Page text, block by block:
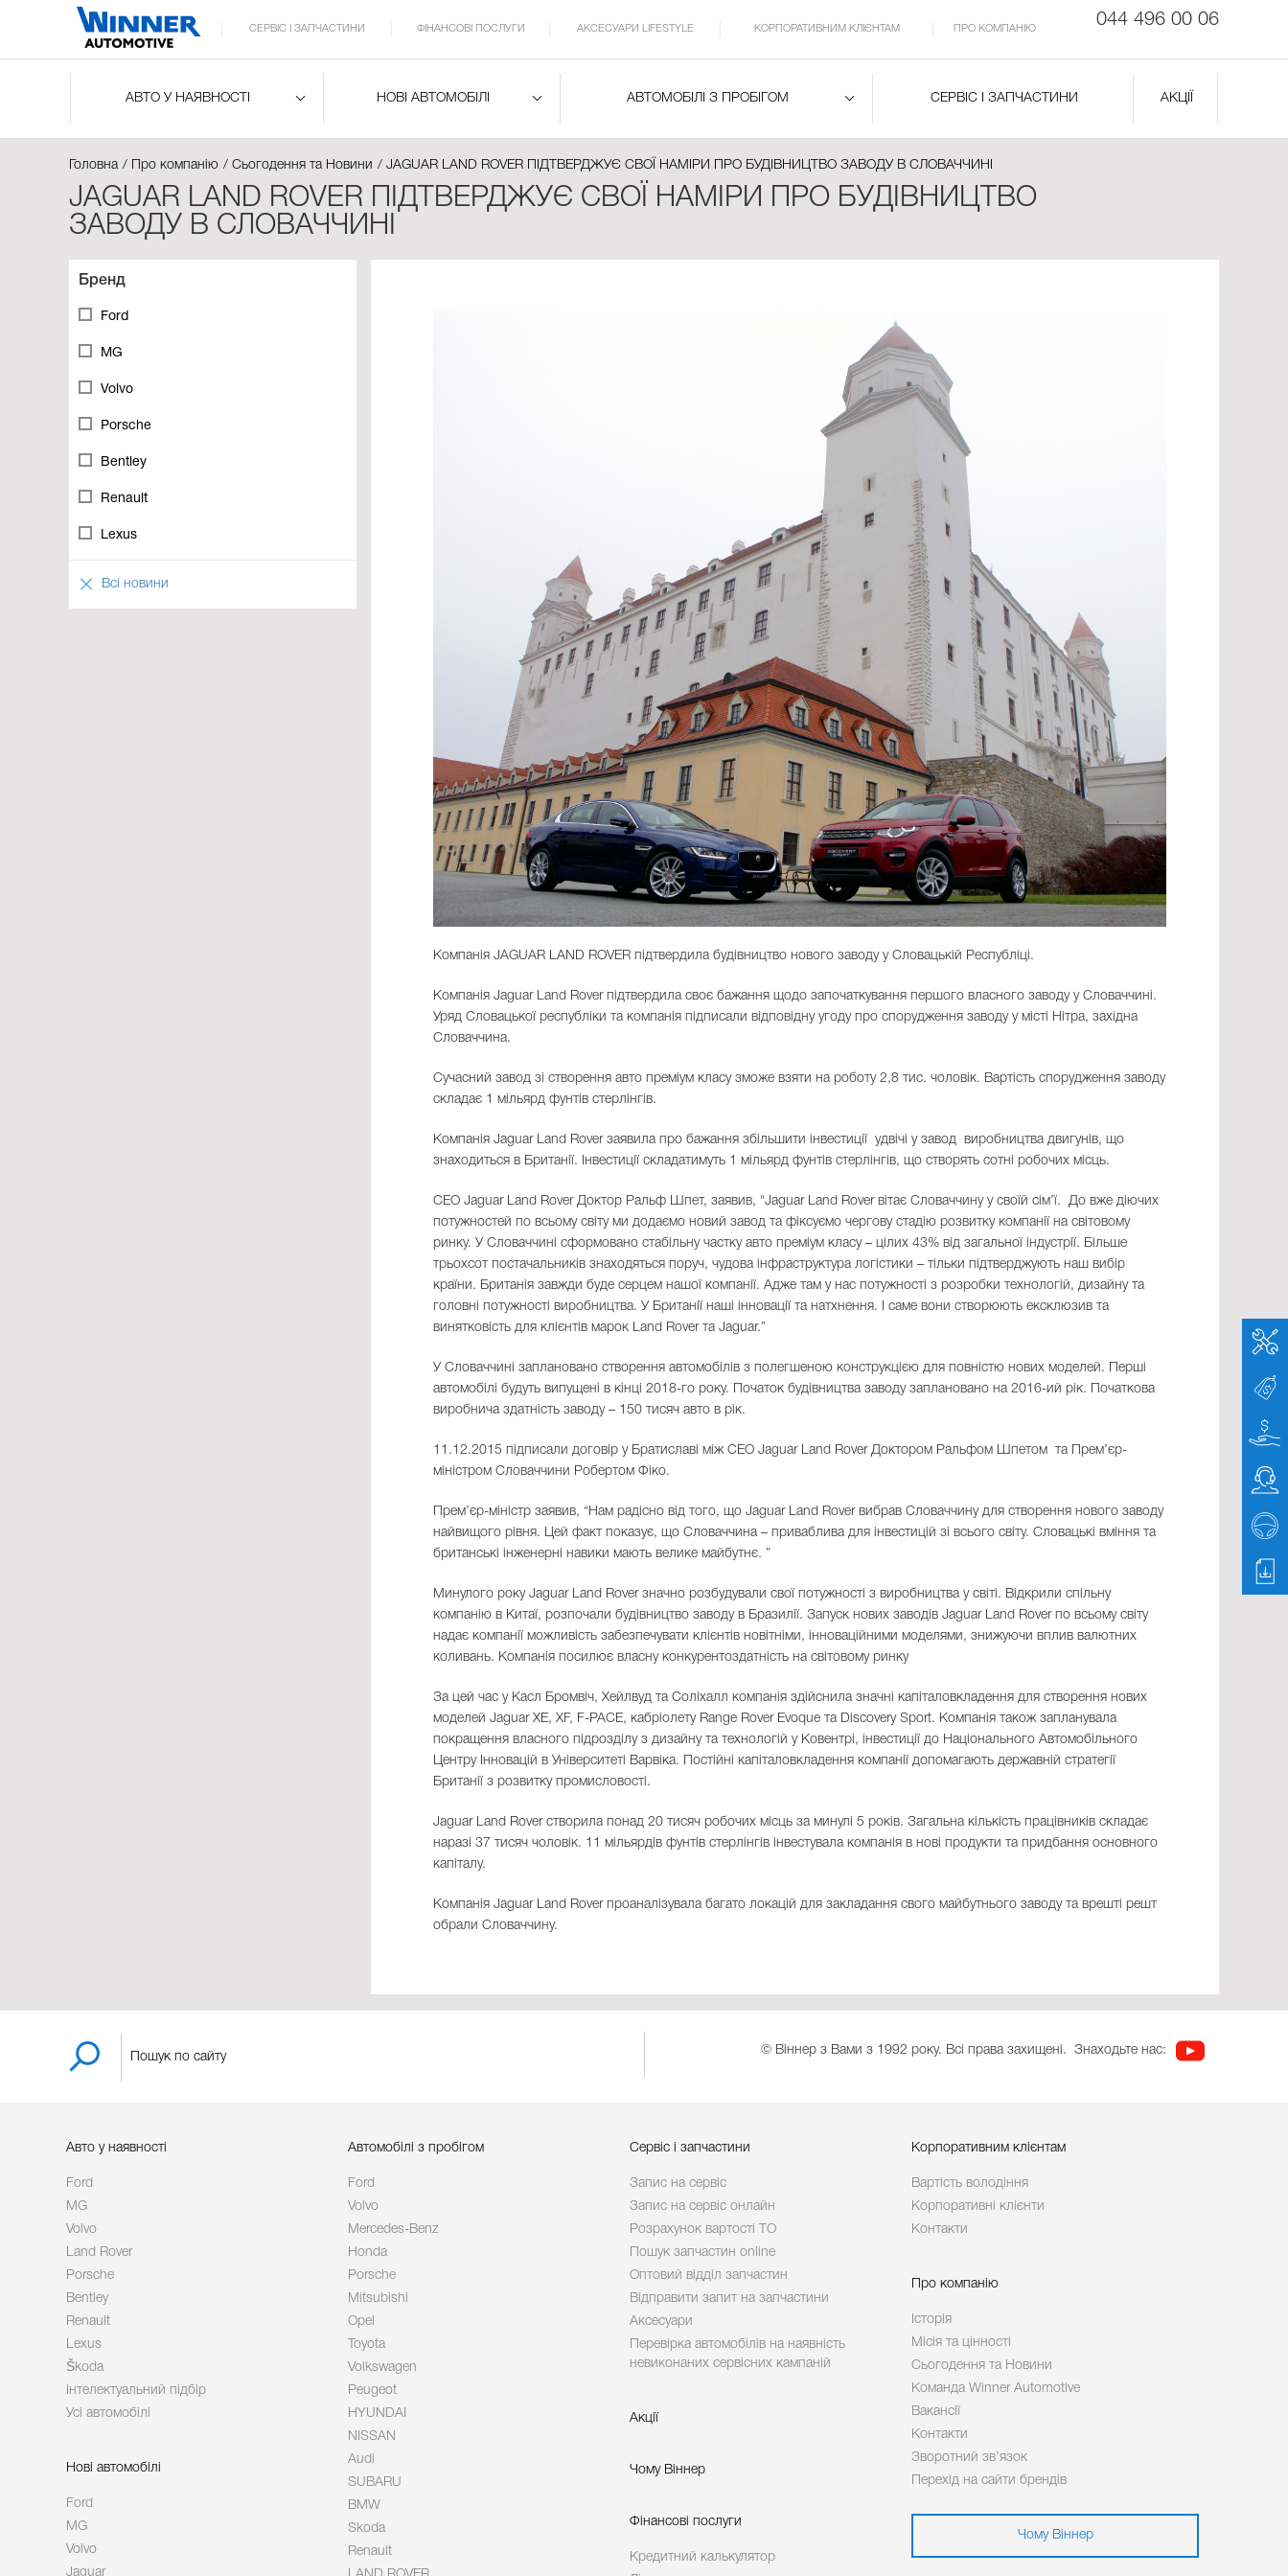
044 496 00 06
СЕРВІС І ЗАПЧАСТИНИ ФІНАНСОВІ ПОСЛУГИ АКСЕСУАРИ LIFESTYLE КОРПОРАТИВНИМ КЛІЄНТАМ ПРО КОМПАНІЮ
АВТО У НАЯВНОСТІ НОВІ АВТОМОБІЛІ АВТОМОБІЛІ З ПРОБІГОМ СЕРВІС І ЗАПЧАСТИНИ АКЦІЇ
Головна Про компанію Сьогодення та Новини JAGUAR LAND ROVER ПІДТВЕРДЖУЄ СВОЇ НАМІРИ ПРО БУДІВНИЦТВО ЗАВОДУ В СЛОВАЧЧИНІ
JAGUAR LAND ROVER ПІДТВЕРДЖУЄ СВОЇ НАМІРИ ПРО БУДІВНИЦТВО
ЗАВОДУ В СЛОВАЧЧИНІ
Бренд
Ford
MG
Volvo
Porsche
Bentley
Renault
Lexus
Всі новини
Компанія JAGUAR LAND ROVER підтвердила будівництво нового заводу у Словацькій Республіці.
Компанія Jaguar Land Rover підтвердила своє бажання щодо започаткування першого власного заводу у Словаччині.
Уряд Словацької республіки та компанія підписали відповідну угоду про спорудження заводу у місті Нітра, західна
Словаччина.
Сучасний завод зі створення авто преміум класу зможе взяти на роботу 2,8 тис. чоловік. Вартість спорудження заводу
складає 1 мільярд фунтів стерлінгів.
Компанія Jaguar Land Rover заявила про бажання збільшити інвестиції удвічі у завод виробництва двигунів, що
знаходиться в Британії. Інвестиції складатимуть 1 мільярд фунтів стерлінгів, що створять сотні робочих місць.
CEO Jaguar Land Rover Доктор Ральф Шпет, заявив, "Jaguar Land Rover вітає Словаччину у своїй сім’ї. До вже діючих
потужностей по всьому світу ми додаємо новий завод та фіксуємо чергову стадію розвитку компанії на світовому
ринку. У Словаччині сформовано стабільну частку авто преміум класу – цілих 43% від загальної індустрії. Більше
трьохсот постачальників знаходяться поруч, чудова інфраструктура логістики – тільки підтверджують наш вибір
країни. Британія завжди буде серцем нашої компанії. Адже там у нас потужності з розробки технологій, дизайну та
головні потужності виробництва. У Британії наші інновації та натхнення. І саме вони створюють ексклюзив та
винятковість для клієнтів марок Land Rover та Jaguar.”
У Словаччині заплановано створення автомобілів з полегшеною конструкцією для повністю нових моделей. Перші
автомобілі будуть випущені в кінці 2018-го року. Початок будівництва заводу заплановано на 2016-ий рік. Початкова
виробнича здатність заводу – 150 тисяч авто в рік.
11.12.2015 підписали договір у Братиславі між CEO Jaguar Land Rover Доктором Ральфом Шпетом та Прем’єр-
міністром Словаччини Робертом Фіко.
Прем’єр-міністр заявив, “Нам радісно від того, що Jaguar Land Rover вибрав Словаччину для створення нового заводу
найвищого рівня. Цей факт показує, що Словаччина – приваблива для інвестицій зі всього світу. Словацькі вміння та
британські інженерні навики мають велике майбутнє. ”
Минулого року Jaguar Land Rover значно розбудували свої потужності з виробництва у світі. Відкрили спільну
компанію в Китаї, розпочали будівництво заводу в Бразилії. Запуск нових заводів Jaguar Land Rover по всьому світу
надає компанії можливість забезпечувати клієнтів новітніми, інноваційними моделями, знижуючи вплив валютних
коливань. Компанія посилює власну конкурентоздатність на світовому ринку
За цей час у Касл Бромвіч, Хейлвуд та Соліхалл компанія здійснила значні капіталовкладення для створення нових
моделей Jaguar XE, XF, F-PACE, кабріолету Range Rover Evoque та Discovery Sport. Компанія також запланувала
покращення власного підрозділу з дизайну та технологій у Ковентрі, інвестиції до Національного Автомобільного
Центру Інновацій в Університеті Варвіка. Постійні капіталовкладення компанії допомагають державній стратегії
Британії з розвитку промисловості.
Jaguar Land Rover створила понад 20 тисяч робочих місць за минулі 5 років. Загальна кількість працівників складає
наразі 37 тисяч чоловік. 11 мільярдів фунтів стерлінгів інвестувала компанія в нові продукти та придбання основного
капіталу.
Компанія Jaguar Land Rover проаналізувала багато локацій для закладання свого майбутнього заводу та врешті решт
обрали Словаччину.
© Віннер з Вами з 1992 року. Всі права захищені. Знаходьте нас:
Авто у наявності
Ford
MG
Volvo
Land Rover
Porsche
Bentley
Renault
Lexus
Škoda
Інтелектуальний підбір
Усі автомобілі
Нові автомобілі
Ford
MG
Volvo
Jaguar
Автомобілі з пробігом
Ford
Volvo
Mercedes-Benz
Honda
Porsche
Mitsubishi
Opel
Toyota
Volkswagen
Peugeot
HYUNDAI
NISSAN
Audi
SUBARU
BMW
Skoda
Renault
Сервіс і запчастини
Запис на сервіс
Запис на сервіс онлайн
Розрахунок вартості ТО
Пошук запчастин online
Оптовий відділ запчастин
Відправити запит на запчастини
Аксесуари
Перевірка автомобілів на наявність
невиконаних сервісних кампаній
Акції
Чому Віннер
Фінансові послуги
Кредитний калькулятор
Корпоративним клієнтам
Вартість володіння
Корпоративні клієнти
Контакти
Про компанію
Історія
Місія та цінності
Сьогодення та Новини
Команда Winner Automotive
Вакансії
Контакти
Зворотний зв’язок
Перехід на сайти брендів
Чому Віннер